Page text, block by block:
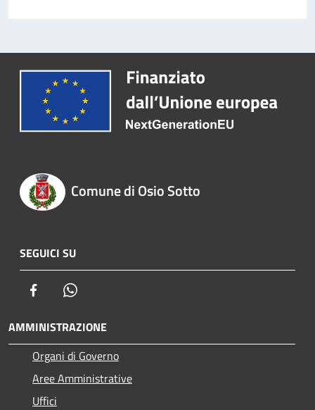
Comune di Osio Sotto
SEGUICI SU
Facebook
AMMINISTRAZIONE
Organi di Governo
Aree Amministrative
Uffici